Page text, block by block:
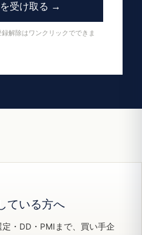
受け取る →
解除はワンクリックでできま
ている方へ
・DD・PMIまで、買い手企